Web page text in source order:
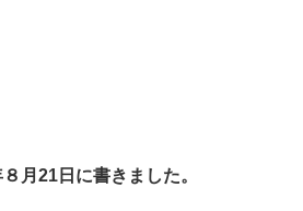
月21日に書きました。